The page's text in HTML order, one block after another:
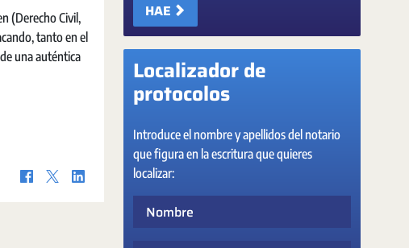
(Derecho Civil,
tanto en el
una auténtica
HAE
Localizador de
protocolos
Introduce el nombre y apellidos del notario
que figura en la escritura que quieres
localizar: